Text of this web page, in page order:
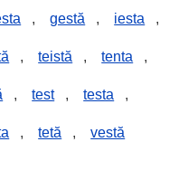
, gestă , iesta ,
, teistă , tenta ,
, test , testa ,
, tetă , vestă